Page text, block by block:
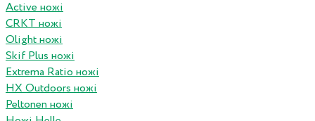
Active ножі
CRKT ножі
Olight ножі
Skif Plus ножі
Extrema Ratio ножі
HX Outdoors ножі
Peltonen ножі